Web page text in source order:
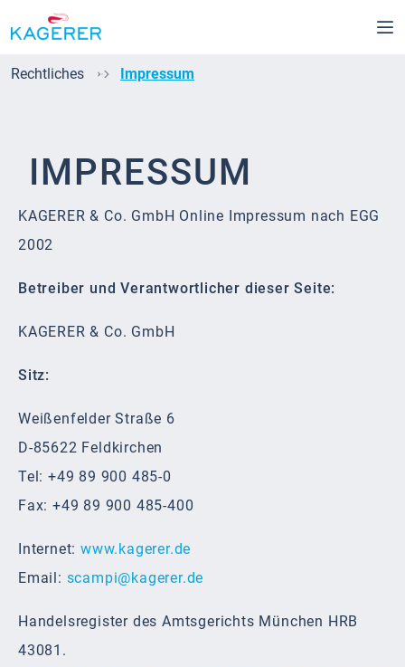
Zum Hauptinhalt springen
Rechtliches Impressum
IMPRESSUM
KAGERER & Co. GmbH Online Impressum nach EGG
2002
Betreiber und Verantwortlicher dieser Seite:
KAGERER & Co. GmbH
Sitz:
Weißenfelder Straße 6
D-85622 Feldkirchen
Tel: +49 89 900 485-0
Fax: +49 89 900 485-400
Internet: www.kagerer.de
Email: scampi@kagerer.de
Handelsregister des Amtsgerichts München HRB
43081.